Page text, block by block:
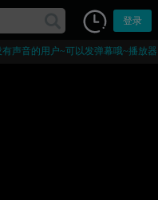
登录
声音的用户~可以发弹幕哦~播放器